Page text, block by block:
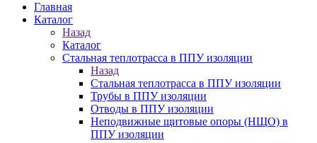
Главная
Каталог
Назад
Каталог
Стальная теплотрасса в ППУ изоляции
Назад
Стальная теплотрасса в ППУ изоляции
Трубы в ППУ изоляции
Отводы в ППУ изоляции
Неподвижные щитовые опоры (НЩО) в
ППУ изоляции